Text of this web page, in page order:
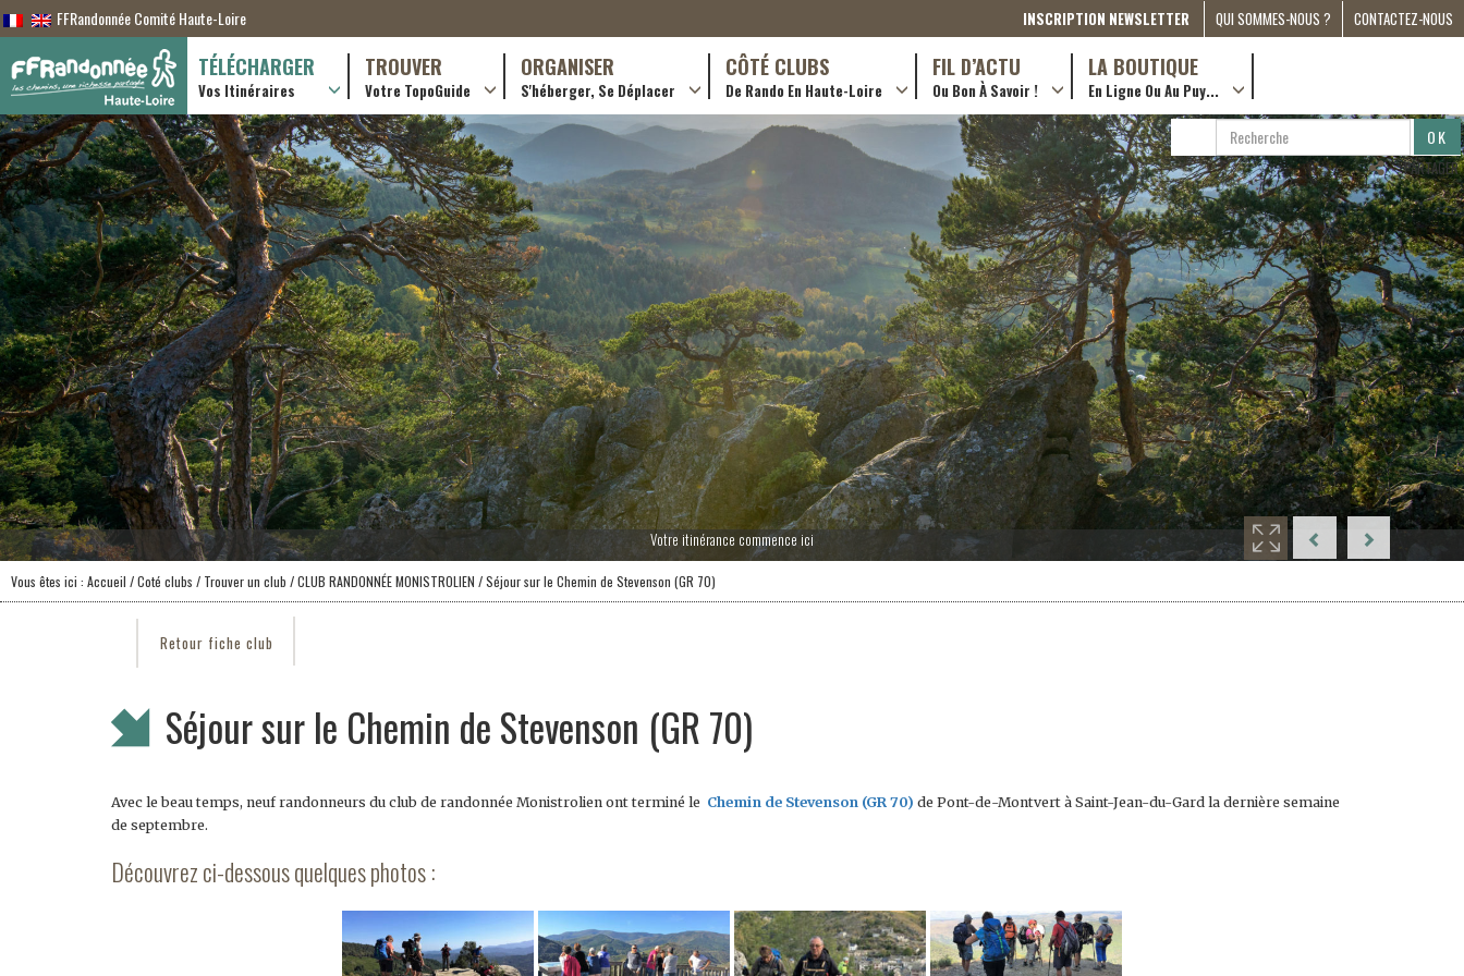
Votre itinérance commence ici
FFRandonnée Comité Haute-Loire INSCRIPTION NEWSLETTER
QUI SOMMES-NOUS ?
A PROPOS
PRESSE
PARTENARIATS
ESPACE MÉDIA
COMPAGNON DE ROUTE
2022
CONTACTEZ-NOUS
TÉLÉCHARGER
Vos Itinéraires
TROUVER
Votre TopoGuide
Randonnées itinerantes (GR)
Randonnées à la journée (PR)
Boutique en ligne
Pratique & conseils
ORGANISER
S'héberger, Se Déplacer
Hôtellerie
Gîtes et chambres d’hôtes
Campings
Restaurants
Transporteurs & services
CÔTÉ CLUBS
De Rando En Haute-Loire
Formations en rando 2024
Rando douce
Trouver un club
Adhérer
Créer un club
Ordre de mission et note de frais
FIL D’ACTU
Ou Bon À Savoir !
LA BOUTIQUE
En Ligne Ou Au Puy...
… en ville !
…en ligne !
RECHERCHER
RECHERCHE
PARTAGER
Vous êtes ici : Accueil / Coté clubs / Trouver un club /CLUB RANDONNÉE MONISTROLIEN / Séjour sur le Chemin de Stevenson (GR 70)
Retour fiche club
Séjour sur le Chemin de Stevenson (GR 70)
Avec le beau temps, neuf randonneurs du club de randonnée Monistrolien ont terminé le Chemin de Stevenson (GR 70) de Pont-de-Montvert à Saint-Jean-du-Gard la dernière semaine
de septembre.
Découvrez ci-dessous quelques photos :